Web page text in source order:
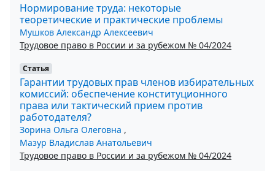
Нормирование труда: некоторые
теоретические и практические проблемы
Мушков Александр Алексеевич
Трудовое право в России и за рубежом № 04/2024
Статья
Гарантии трудовых прав членов избирательных
комиссий: обеспечение конституционного
права или тактический прием против
работодателя?
Зорина Ольга Олеговна ,
Мазур Владислав Анатольевич
Трудовое право в России и за рубежом № 04/2024